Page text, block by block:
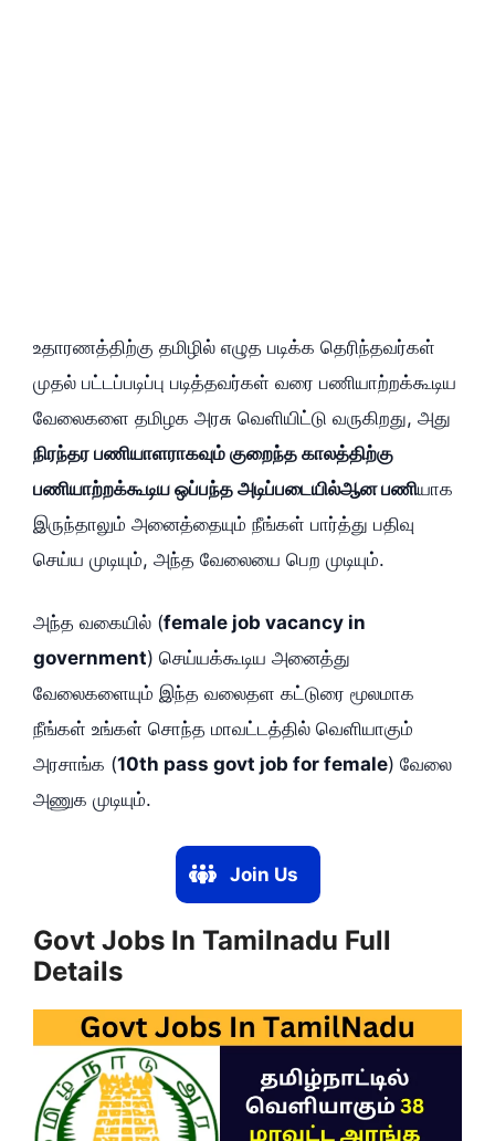
உதாரணத்திற்கு தமிழில் எழுத படிக்க தெரிந்தவர்கள்
முதல் பட்டப்படிப்பு படித்தவர்கள் வரை பணியாற்றக்கூடிய
வேலைகளை தமிழக அரசு வெளியிட்டு வருகிறது, அது
நிரந்தர பணியாளராகவும் குறைந்த காலத்திற்கு
பணியாற்றக்கூடிய ஒப்பந்த அடிப்படையில்ஆன பணியாக
இருந்தாலும் அனைத்தையும் நீங்கள் பார்த்து பதிவு
செய்ய முடியும், அந்த வேலையை பெற முடியும்.
அந்த வகையில் (female job vacancy in
government) செய்யக்கூடிய அனைத்து
வேலைகளையும் இந்த வலைதள கட்டுரை மூலமாக
நீங்கள் உங்கள் சொந்த மாவட்டத்தில் வெளியாகும்
அரசாங்க (10th pass govt job for female) வேலை
அணுக முடியும்.
Join Us
Govt Jobs In Tamilnadu Full
Details